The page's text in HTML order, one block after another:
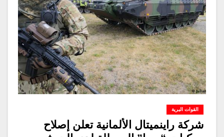
القوات البرية
شركة راينميتال الألمانية تعلن إصلاح